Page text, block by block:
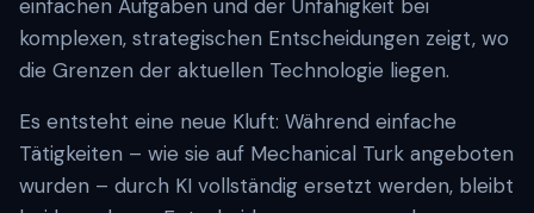
einfachen Aufgaben und der Unfähigkeit bei
komplexen, strategischen Entscheidungen zeigt, wo
die Grenzen der aktuellen Technologie liegen.
Es entsteht eine neue Kluft: Während einfache
Tätigkeiten – wie sie auf Mechanical Turk angeboten
wurden – durch KI vollständig ersetzt werden, bleibt